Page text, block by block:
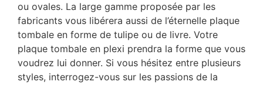
ou ovales. La large gamme proposée par les
fabricants vous libérera aussi de l’éternelle plaque
tombale en forme de tulipe ou de livre. Votre
plaque tombale en plexi prendra la forme que vous
voudrez lui donner. Si vous hésitez entre plusieurs
styles, interrogez-vous sur les passions de la